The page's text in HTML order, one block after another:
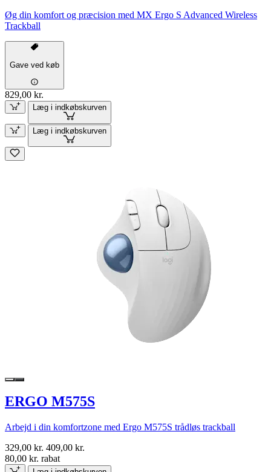
Øg din komfort og præcision med MX Ergo S Advanced Wireless
Trackball
Gave ved køb
829,00 kr.
Læg i indkøbskurven
Læg i indkøbskurven
ERGO M575S
Arbejd i din komfortzone med Ergo M575S trådløs trackball
329,00 kr. 409,00 kr.
80,00 kr. rabat